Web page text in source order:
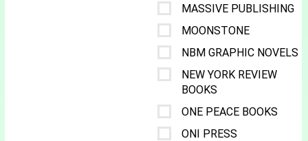
MASSIVE PUBLISHING
MOONSTONE
NBM GRAPHIC NOVELS
NEW YORK REVIEW
BOOKS
ONE PEACE BOOKS
ONI PRESS